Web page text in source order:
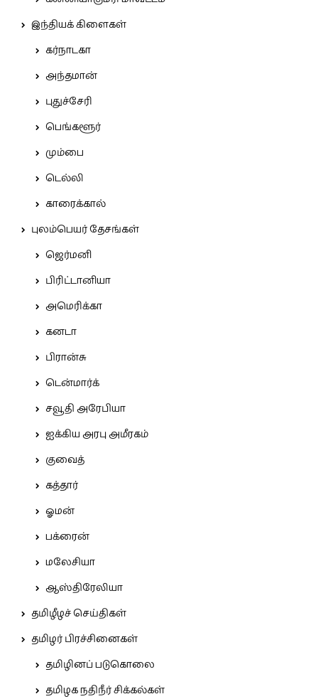
இந்தியக் கிளைகள்
கர்நாடகா
அந்தமான்
புதுச்சேரி
பெங்களூர்
மும்பை
டெல்லி
காரைக்கால்
புலம்பெயர் தேசங்கள்
ஜெர்மனி
பிரிட்டானியா
அமெரிக்கா
கனடா
பிரான்சு
டென்மார்க்
சவூதி அரேபியா
ஐக்கிய அரபு அமீரகம்
குவைத்
கத்தார்
ஓமன்
பக்ரைன்
மலேசியா
ஆஸ்திரேலியா
தமிழீழச் செய்திகள்
தமிழர் பிரச்சினைகள்
தமிழினப் படுகொலை
தமிழக நதிநீர் சிக்கல்கள்